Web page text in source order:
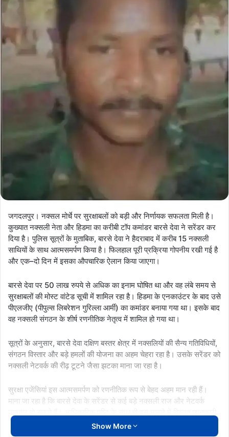
जगदलपुर। नक्सल मोर्चे पर सुरक्षाबलों को बड़ी और निर्णायक सफलता मिली है।
कुख्यात नक्सली नेता और हिडमा का करीबी टॉप कमांडर बारसे देवा ने सरेंडर कर
दिया है। पुलिस सूत्रों के मुताबिक, बारसे देवा ने हैदराबाद में करीब 15 नक्सली
साथियों के साथ आत्मसमर्पण किया है। फिलहाल पूरी प्रक्रिया गोपनीय रखी गई है
और एक–दो दिन में इसका औपचारिक ऐलान किया जाएगा।
बारसे देवा पर 50 लाख रुपये से अधिक का इनाम घोषित था और वह लंबे समय से
सुरक्षाबलों की मोस्ट वांटेड सूची में शामिल रहा है। हिडमा के एनकाउंटर के बाद उसे
पीएलजीए (पीपुल्स लिबरेशन गुरिल्ला आर्मी) का कमांडर बनाया गया था। इसके बाद
वह नक्सली संगठन के शीर्ष रणनीतिक नेतृत्व में शामिल हो गया था।
सूत्रों के अनुसार, बारसे देवा दक्षिण बस्तर क्षेत्र में नक्सलियों की सैन्य गतिविधियों,
संगठन विस्तार और बड़े हमलों की योजना का अहम चेहरा रहा है। उसके सरेंडर को
नक्सली नेटवर्क की रीढ़ टूटने जैसा झटका माना जा रहा है।
सुरक्षा एजेंसियां इस आत्मसमर्पण को रणनीतिक रूप से बेहद अहम मान रही हैं।
माना जा रहा है कि बारसे देवा के सरेंडर से कई बड़े नक्सली राज और नेटवर्क
Show More